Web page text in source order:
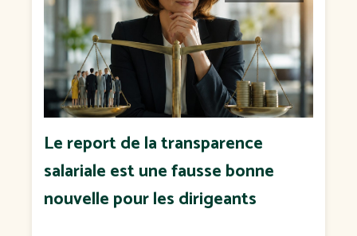
Le report de la transparence
salariale est une fausse bonne
nouvelle pour les dirigeants